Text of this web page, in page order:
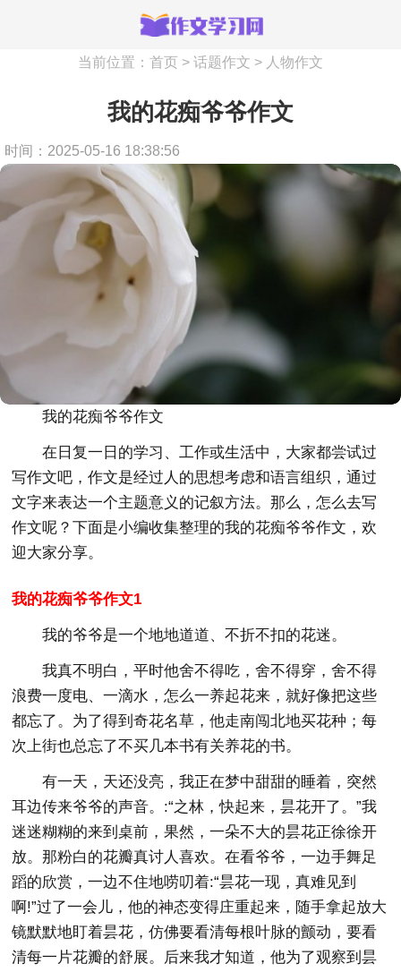
当前位置： 首页 > 话题作文 > 人物作文
我的花痴爷爷作文
时间：2025-05-16 18:38:56
我的花痴爷爷作文
在日复一日的学习、工作或生活中，大家都尝试过
写作文吧，作文是经过人的思想考虑和语言组织，通过
文字来表达一个主题意义的记叙方法。那么，怎么去写
作文呢？下面是小编收集整理的我的花痴爷爷作文，欢
迎大家分享。
我的花痴爷爷作文1
我的爷爷是一个地地道道、不折不扣的花迷。
我真不明白，平时他舍不得吃，舍不得穿，舍不得
浪费一度电、一滴水，怎么一养起花来，就好像把这些
都忘了。为了得到奇花名草，他走南闯北地买花种；每
次上街也总忘了不买几本书有关养花的书。
有一天，天还没亮，我正在梦中甜甜的睡着，突然
耳边传来爷爷的声音。:“之林，快起来，昙花开了。”我
迷迷糊糊的来到桌前，果然，一朵不大的昙花正徐徐开
放。那粉白的花瓣真讨人喜欢。在看爷爷，一边手舞足
蹈的欣赏，一边不住地唠叨着:“昙花一现，真难见到
啊!”过了一会儿，他的神态变得庄重起来，随手拿起放大
镜默默地盯着昙花，仿佛要看清每根叶脉的颤动，要看
清每一片花瓣的舒展。后来我才知道，他为了观察到昙